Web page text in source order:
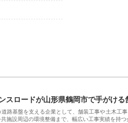
スロードが山形県鶴岡市で手がける
路基盤を支える企業として、舗装工事や土木工
施設周辺の環境整備まで、幅広い工事実績を持